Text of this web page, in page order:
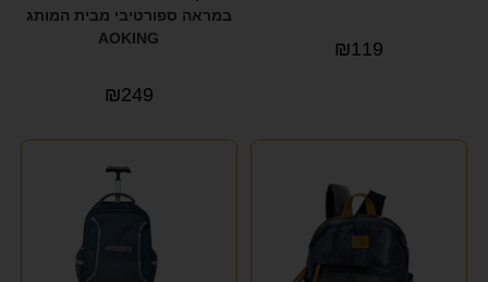
₪119
במראה ספורטיבי מבית המותג
AOKING
₪249